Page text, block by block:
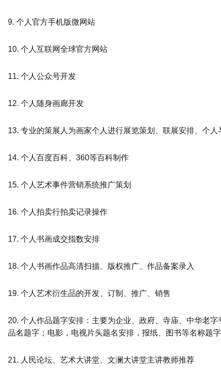
9. 个人官方手机版微网站
10. 个人互联网全球官方网站
11. 个人公众号开发
12. 个人随身画廊开发
13. 专业的策展人为画家个人进行展览策划、联展安排、个
14. 个人百度百科、360等百科制作
15. 个人艺术事件营销系统推广策划
16. 个人拍卖行拍卖记录操作
17. 个人书画成交指数安排
18. 个人书画作品高清扫描、版权推广、作品备案录入
19. 个人艺术衍生品的开发、订制、推广、销售
20. 个人作品题字安排：主要为企业、政府、寺庙、中华老
品名题字；电影，电视片头题名安排，报纸、图书等名称题字
21. 人民论坛、艺术大讲堂、文澜大讲堂主讲教师推荐